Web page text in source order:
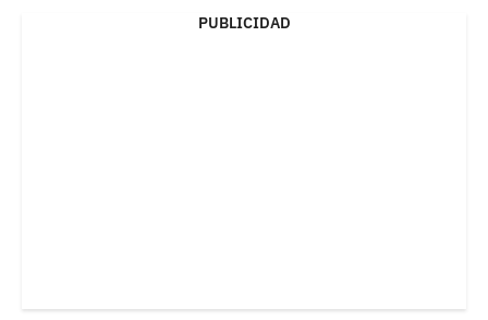
PUBLICIDAD